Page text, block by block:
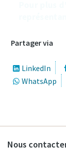
Partager via
LinkedIn
WhatsApp
Nous